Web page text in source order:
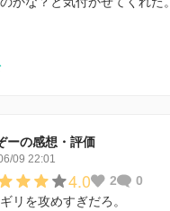
ーの感想・評価
09 22:01
4.0 2
0
リを攻めすぎだろ。